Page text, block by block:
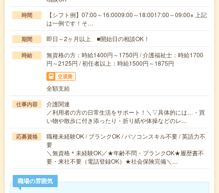
時間
【シフト例】07:00～16:0009:00～18:0017:00～09:00※ 上記
は一例です！そ…
期間 即日～2ヶ月以上 ■開始日の相談OK！
時給
無資格の方：時給1400円～1750円 / 介護福祉士：時給1700
円～2125円 / 初任者以上：時給1500円～1875円
交通費
全額支給
仕事内容
介護関連
／利用者の方の日常生活をサポート！＼▽具体的には…・買
い物や散歩に付き添ったり・折り紙や体操などのレ…
応募資格
職種未経験OK / ブランクOK / パソコンスキル不要 / 英語力不
要
＼無資格＊未経験OK／★年齢不問・ブランクOK★履歴書不
要・来社不要（電話登録OK）★社会保険完備＼…
職場の雰囲気